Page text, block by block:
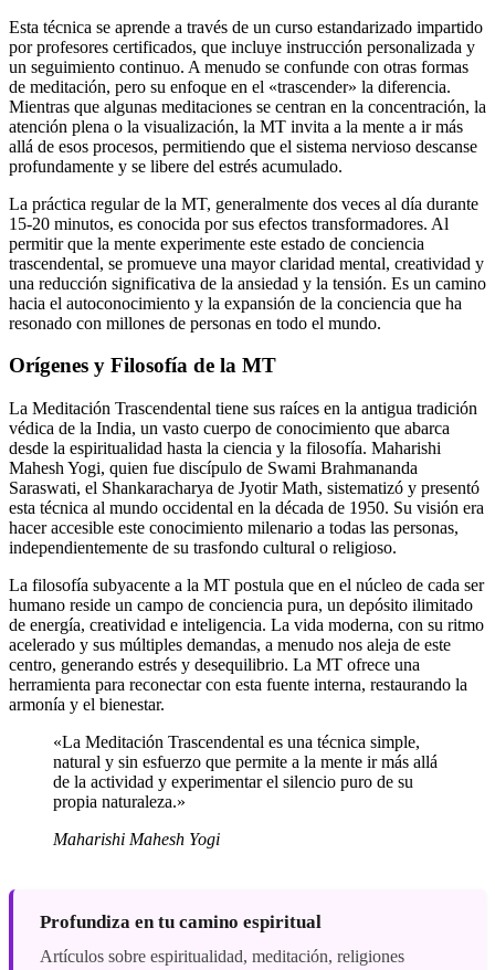
Esta técnica se aprende a través de un curso estandarizado impartido
por profesores certificados, que incluye instrucción personalizada y
un seguimiento continuo. A menudo se confunde con otras formas
de meditación, pero su enfoque en el «trascender» la diferencia.
Mientras que algunas meditaciones se centran en la concentración, la
atención plena o la visualización, la MT invita a la mente a ir más
allá de esos procesos, permitiendo que el sistema nervioso descanse
profundamente y se libere del estrés acumulado.
La práctica regular de la MT, generalmente dos veces al día durante
15-20 minutos, es conocida por sus efectos transformadores. Al
permitir que la mente experimente este estado de conciencia
trascendental, se promueve una mayor claridad mental, creatividad y
una reducción significativa de la ansiedad y la tensión. Es un camino
hacia el autoconocimiento y la expansión de la conciencia que ha
resonado con millones de personas en todo el mundo.
Orígenes y Filosofía de la MT
La Meditación Trascendental tiene sus raíces en la antigua tradición
védica de la India, un vasto cuerpo de conocimiento que abarca
desde la espiritualidad hasta la ciencia y la filosofía. Maharishi
Mahesh Yogi, quien fue discípulo de Swami Brahmananda
Saraswati, el Shankaracharya de Jyotir Math, sistematizó y presentó
esta técnica al mundo occidental en la década de 1950. Su visión era
hacer accesible este conocimiento milenario a todas las personas,
independientemente de su trasfondo cultural o religioso.
La filosofía subyacente a la MT postula que en el núcleo de cada ser
humano reside un campo de conciencia pura, un depósito ilimitado
de energía, creatividad e inteligencia. La vida moderna, con su ritmo
acelerado y sus múltiples demandas, a menudo nos aleja de este
centro, generando estrés y desequilibrio. La MT ofrece una
herramienta para reconectar con esta fuente interna, restaurando la
armonía y el bienestar.
«La Meditación Trascendental es una técnica simple,
natural y sin esfuerzo que permite a la mente ir más allá
de la actividad y experimentar el silencio puro de su
propia naturaleza.»
Maharishi Mahesh Yogi
Profundiza en tu camino espiritual
Artículos sobre espiritualidad, meditación, religiones